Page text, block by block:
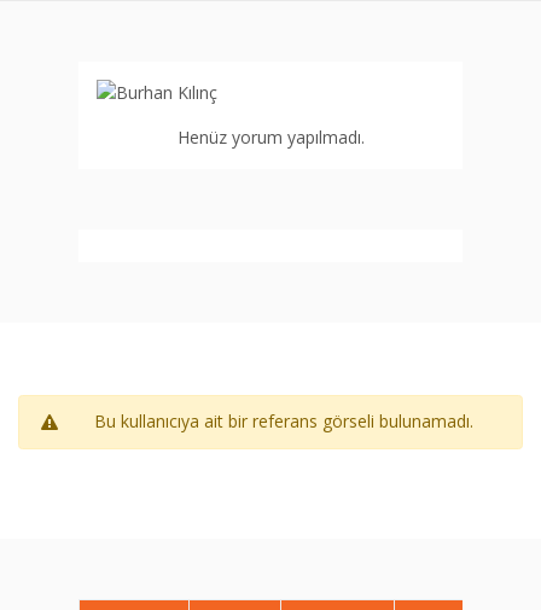
Henüz yorum yapılmadı.
Bu kullanıcıya ait bir referans görseli bulunamadı.